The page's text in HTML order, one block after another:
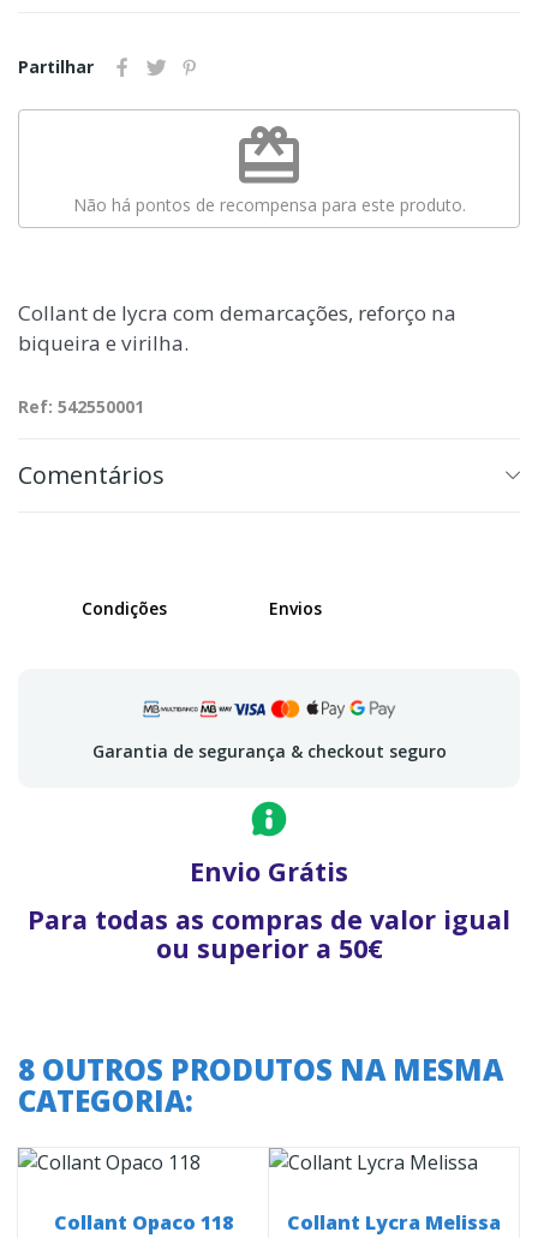
Partilhar
redeem
Não há pontos de recompensa para este produto.
Collant de lycra com demarcações, reforço na
biqueira e virilha.
Ref: 542550001
Comentários
Condições Envios
Garantia de segurança & checkout seguro
Envio Grátis
Para todas as compras de valor igual
ou superior a 50€
8 OUTROS PRODUTOS NA MESMA
CATEGORIA:
Collant Opaco 118 Collant Lycra Melissa